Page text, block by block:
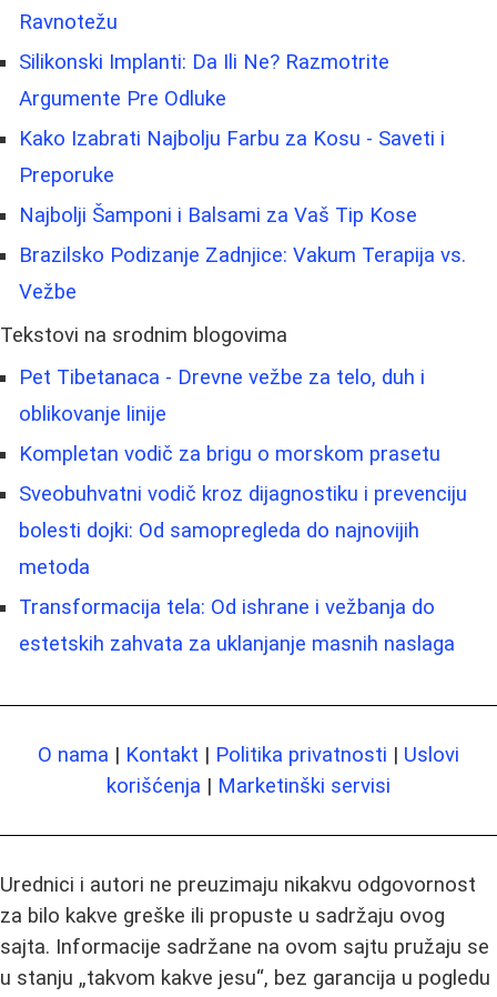
Ravnotežu
Silikonski Implanti: Da Ili Ne? Razmotrite
Argumente Pre Odluke
Kako Izabrati Najbolju Farbu za Kosu - Saveti i
Preporuke
Najbolji Šamponi i Balsami za Vaš Tip Kose
Brazilsko Podizanje Zadnjice: Vakum Terapija vs.
Vežbe
Tekstovi na srodnim blogovima
Pet Tibetanaca - Drevne vežbe za telo, duh i
oblikovanje linije
Kompletan vodič za brigu o morskom prasetu
Sveobuhvatni vodič kroz dijagnostiku i prevenciju
bolesti dojki: Od samopregleda do najnovijih
metoda
Transformacija tela: Od ishrane i vežbanja do
estetskih zahvata za uklanjanje masnih naslaga
O nama | Kontakt | Politika privatnosti | Uslovi
korišćenja | Marketinški servisi
Urednici i autori ne preuzimaju nikakvu odgovornost
za bilo kakve greške ili propuste u sadržaju ovog
sajta. Informacije sadržane na ovom sajtu pružaju se
u stanju „takvom kakve jesu“, bez garancija u pogledu